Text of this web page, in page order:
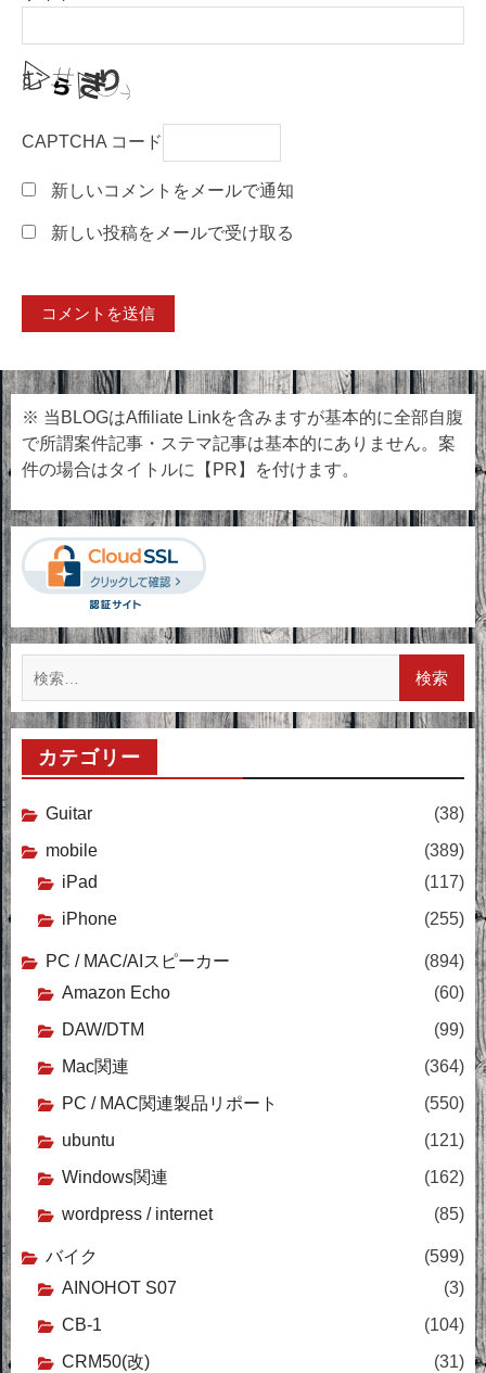
CAPTCHA コード
新しいコメントをメールで通知
新しい投稿をメールで受け取る
※ 当BLOGはAffiliate Linkを含みますが基本的に全部自腹
で所謂案件記事・ステマ記事は基本的にありません。案
件の場合はタイトルに【PR】を付けます。
索:
カテゴリー
Guitar
(38)
mobile
(389)
iPad
(117)
iPhone
(255)
PC / MAC/AIスピーカー
(894)
Amazon Echo
(60)
DAW/DTM
(99)
Mac関連
(364)
PC / MAC関連製品リポート
(550)
ubuntu
(121)
Windows関連
(162)
wordpress / internet
(85)
バイク
(599)
AINOHOT S07
(3)
CB-1
(104)
CRM50(改)
(31)